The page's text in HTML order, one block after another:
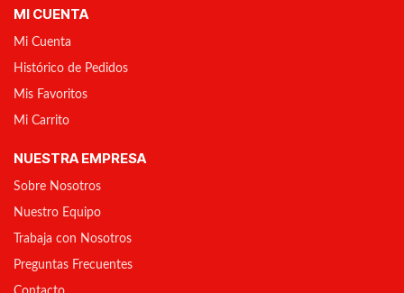
MI CUENTA
Mi Cuenta
Histórico de Pedidos
Mis Favoritos
Mi Carrito
NUESTRA EMPRESA
Sobre Nosotros
Nuestro Equipo
Trabaja con Nosotros
Preguntas Frecuentes